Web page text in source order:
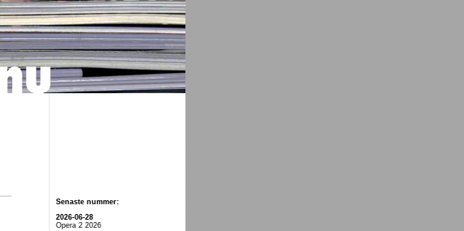
Senaste nummer:
2026-06-28
Opera 2 2026